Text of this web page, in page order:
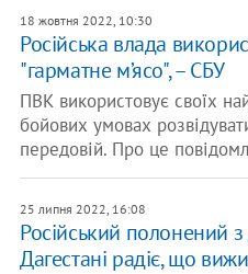
18 жовтня 2022, 10:30
Російська влада
"гарматне м’ясо", – СБУ
ПВК використовує своїх
бойових умовах
передовій. Про це
25 липня 2022, 16:08
Російський полонений
Дагестані радіє, що